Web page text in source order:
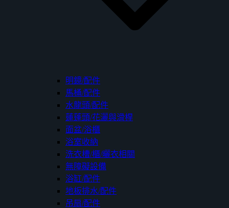
明鏡/配件
馬桶/配件
水龍頭/配件
蓮蓬頭/花灑與滑桿
面盆/浴櫃
浴室收納
洗衣槽/櫃/曬衣相關
無障礙設備
浴缸/配件
地板排水/配件
吊扇/配件